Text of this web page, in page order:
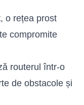
, o rețea prost
compromite
routerul într-o
de obstacole și